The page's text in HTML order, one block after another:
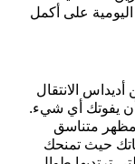
على أكمل
الانتقال
أن يفوتك أي شيء.
متناسق
حيث تمنحك